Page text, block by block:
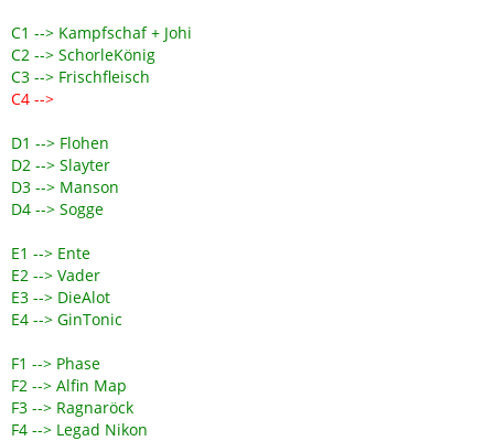
C1 --> Kampfschaf + Johi
C2 --> SchorleKönig
C3 --> Frischfleisch
C4 -->
D1 --> Flohen
D2 --> Slayter
D3 --> Manson
D4 --> Sogge
E1 --> Ente
E2 --> Vader
E3 --> DieAlot
E4 --> GinTonic
F1 --> Phase
F2 --> Alfin Map
F3 --> Ragnaröck
F4 --> Legad Nikon